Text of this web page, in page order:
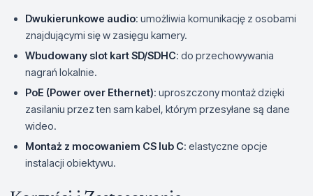
Dwukierunkowe audio: umożliwia komunikację z osobami
znajdującymi się w zasięgu kamery.
Wbudowany slot kart SD/SDHC: do przechowywania
nagrań lokalnie.
PoE (Power over Ethernet): uproszczony montaż dzięki
zasilaniu przez ten sam kabel, którym przesyłane są dane
wideo.
Montaż z mocowaniem CS lub C: elastyczne opcje
instalacji obiektywu.